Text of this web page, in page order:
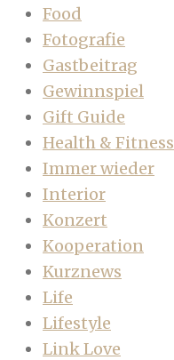
Food
Fotografie
Gastbeitrag
Gewinnspiel
Gift Guide
Health & Fitness
Immer wieder
Interior
Konzert
Kooperation
Kurznews
Life
Lifestyle
Link Love